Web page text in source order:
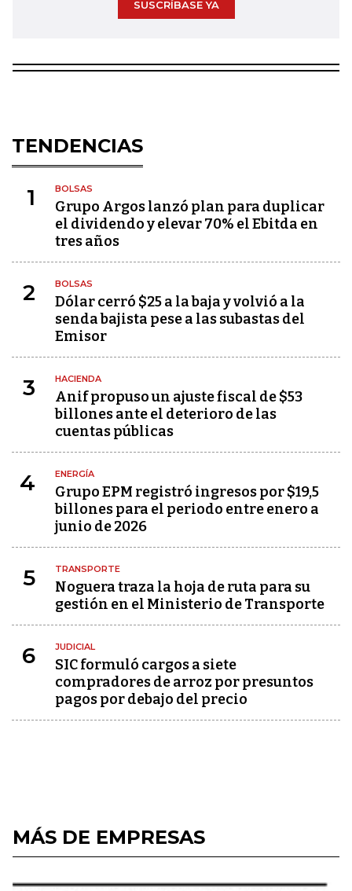
SUSCRÍBASE YA
TENDENCIAS
1 BOLSAS
Grupo Argos lanzó plan para duplicar
el dividendo y elevar 70% el Ebitda en
tres años
2 BOLSAS
Dólar cerró $25 a la baja y volvió a la
senda bajista pese a las subastas del
Emisor
3 HACIENDA
Anif propuso un ajuste fiscal de $53
billones ante el deterioro de las
cuentas públicas
4 ENERGÍA
Grupo EPM registró ingresos por $19,5
billones para el periodo entre enero a
junio de 2026
5 TRANSPORTE
Noguera traza la hoja de ruta para su
gestión en el Ministerio de Transporte
6 JUDICIAL
SIC formuló cargos a siete
compradores de arroz por presuntos
pagos por debajo del precio
MÁS DE EMPRESAS